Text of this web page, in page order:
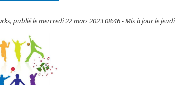
publié le mercredi 22 mars 2023 08:46 - Mis à jour le